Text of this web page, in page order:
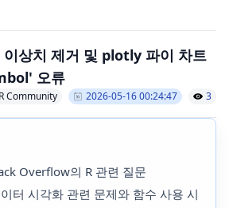
상치 제거 및 plotly 파이 차트
오류
R Community 2026-05-16 00:24:47 3
Overflow의 R 관련 질문
터 시각화 관련 문제와 함수 사용 시